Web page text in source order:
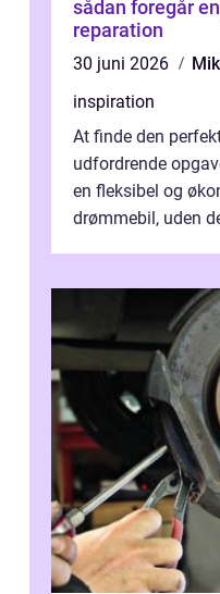
sådan foregår
reparation
30 juni 2026
inspiration
At finde den
udfordrende
en fleksibel og
drømmebil, uden